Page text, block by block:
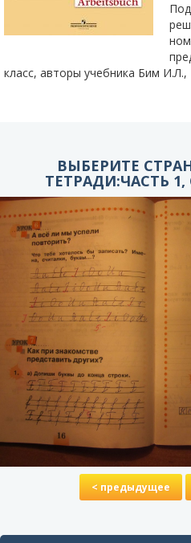
класс, авторы учебника Бим
ВЫБЕРИТЕ
ТЕТРАДИ:ЧАСТЬ 1,
< предыдущее